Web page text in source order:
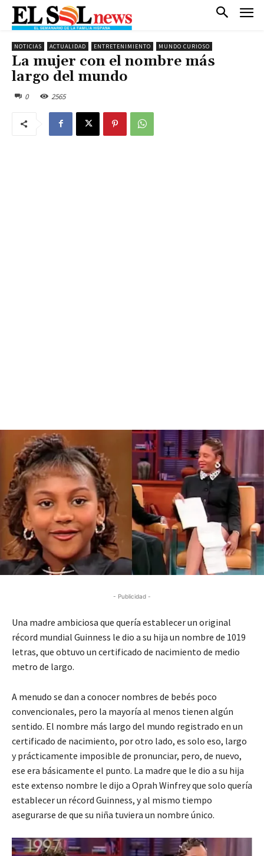
NOTICIAS ACTUALIDAD ENTRETENIMIENTO MUNDO CURIOSO
La mujer con el nombre más
largo del mundo
0 2565
- Publicidad -
Una madre ambiciosa que quería establecer un original
récord mundial Guinness le dio a su hija un nombre de 1019
letras, que obtuvo un certificado de nacimiento de medio
metro de largo.
A menudo se dan a conocer nombres de bebés poco
convencionales, pero la mayoría al menos tienen algún
sentido. El nombre más largo del mundo registrado en un
certificado de nacimiento, por otro lado, es solo eso, largo
y prácticamente imposible de pronunciar, pero, de nuevo,
ese era básicamente el punto. La madre que le dio a su hija
este extenso nombre le dijo a Oprah Winfrey que solo quería
establecer un récord Guinness, y al mismo tiempo
asegurarse de que su niña tuviera un nombre único.